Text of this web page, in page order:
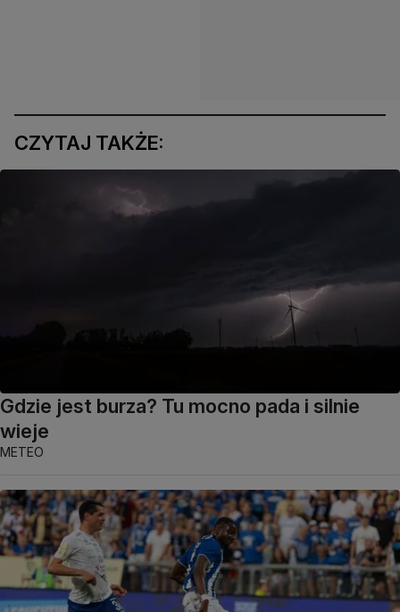
CZYTAJ TAKŻE:
Gdzie jest burza? Tu mocno pada i silnie
wieje
METEO